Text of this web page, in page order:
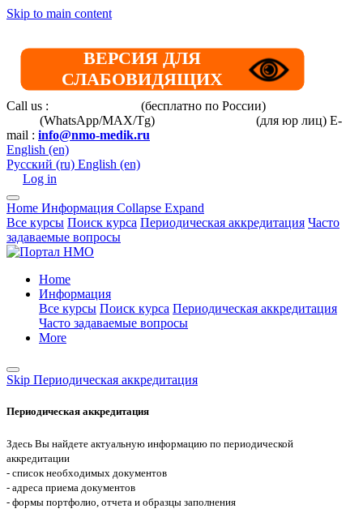
Skip to main content
ВЕРСИЯ ДЛЯ
СЛАБОВИДЯЩИХ
Call us : (бесплатно по России)
(WhatsApp/MAX/Tg) (для юр лиц) E-
mail : info@nmo-medik.ru
English ‎(en)‎
Русский ‎(ru)‎ English ‎(en)‎
Log in
Home Информация Collapse Expand
Все курсы Поиск курса Периодическая аккредитация Часто
задаваемые вопросы
Home
Информация
Все курсы Поиск курса Периодическая аккредитация
Часто задаваемые вопросы
More
Skip Периодическая аккредитация
Периодическая аккредитация
Здесь Вы найдете актуальную информацию по периодической
аккредитации
- список необходимых документов
- адреса приема документов
- формы портфолио, отчета и образцы заполнения